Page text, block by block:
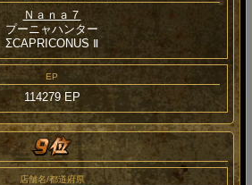
Ｎａｎａ７
プーニャハンター
ΣCAPRICONUS Ⅱ
EP
114279 EP
店舗名/都道府県